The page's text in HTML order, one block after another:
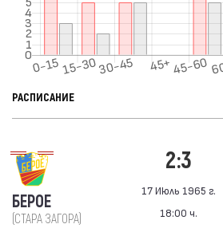
РАСПИСАНИЕ
БЕРОЕ
(СТАРА ЗАГОРА)
2:3
17 Июль 1965 г.
18:00 ч.